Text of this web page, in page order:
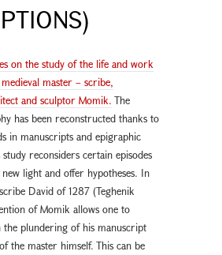
on the study of the life and work
master – scribe,
and sculptor Momik. The
has been reconstructed thanks to
in manuscripts and epigraphic
reconsiders certain episodes
light and offer hypotheses. In
David of 1287 (Teghenik
of Momik allows one to
the plundering of his manuscript
the master himself. This can be